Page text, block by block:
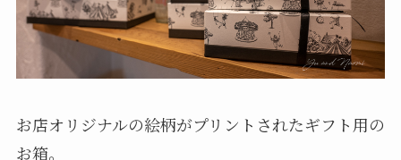
お店オリジナルの絵柄がプリントされたギフト用の
お箱。